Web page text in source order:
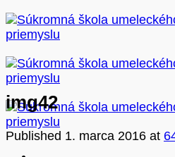
Skip
to
content
img42
Published 1. marca 2016 at